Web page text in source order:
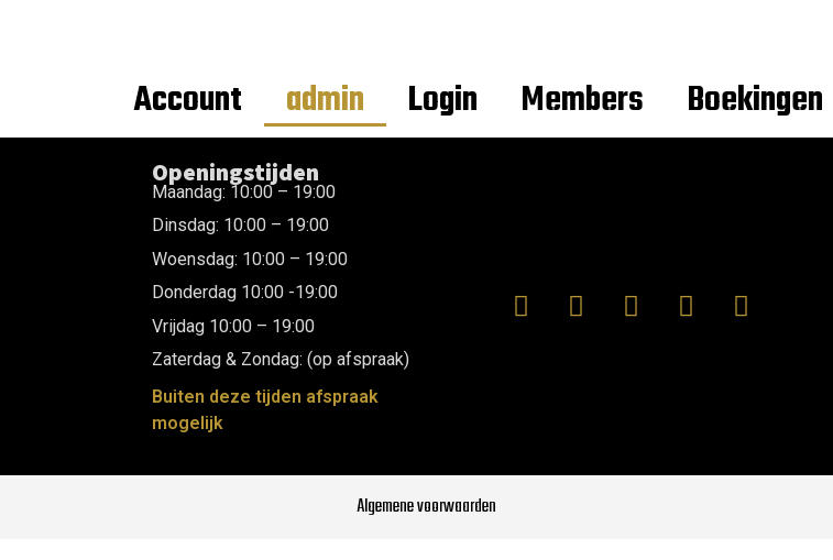
Account admin Login Members Boekingen
Openingstijden
Maandag: 10:00 – 19:00
Dinsdag: 10:00 – 19:00
Woensdag: 10:00 – 19:00
Donderdag 10:00 -19:00
Vrijdag 10:00 – 19:00
Zaterdag & Zondag: (op afspraak)
Buiten deze tijden afspraak
mogelijk
Algemene voorwaarden